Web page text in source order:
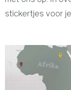
stickertjes voor